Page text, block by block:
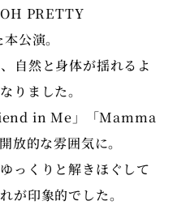
PRETTY
公演。
自然と身体が揺れるよ
りました。
in Me」「Mamma
放的な雰囲気に。
っくりと解きほぐして
が印象的でした。